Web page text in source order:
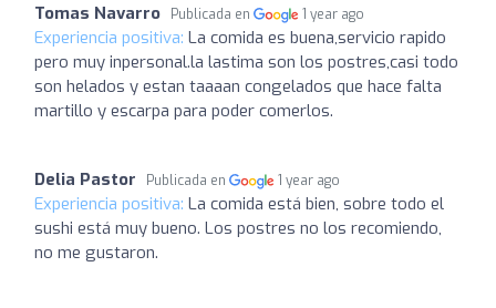
Tomas Navarro Publicada en 1 year ago
Experiencia positiva: La comida es buena,servicio rapido
pero muy inpersonal.la lastima son los postres,casi todo
son helados y estan taaaan congelados que hace falta
martillo y escarpa para poder comerlos.
Delia Pastor Publicada en 1 year ago
Experiencia positiva: La comida está bien, sobre todo el
sushi está muy bueno. Los postres no los recomiendo,
no me gustaron.